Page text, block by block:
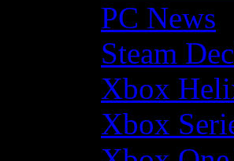
PC News
Steam
Xbox
Xbox